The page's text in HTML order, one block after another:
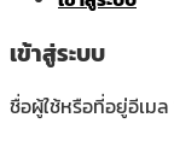
เข้าสู่ระบบ
ชื่อผู้ใช้หรือที่อยู่อีเมล